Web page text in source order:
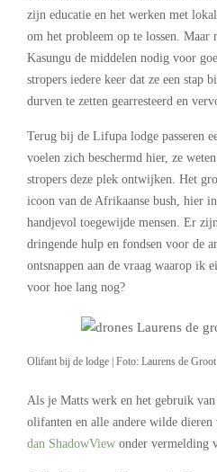
zijn educatie en het werken met
om het probleem op te lossen.
Kasungu de middelen nodig voor
stropers iedere keer dat ze een stap
durven te zetten gearresteerd en
Terug bij de Lifupa lodge passeren
voelen zich beschermd hier, ze
stropers deze plek ontwijken. Het
icoon van de Afrikaanse bush, hier
handjevol toegewijde mensen. Er
dringende hulp en fondsen voor de
ontsnappen aan de vraag waarop ik
voor hoe lang nog?
Olifant bij de lodge | Foto: Laurens de Groot
Als je Matts werk en het gebruik
olifanten en alle andere wilde dieren
dan ShadowView onder vermelding